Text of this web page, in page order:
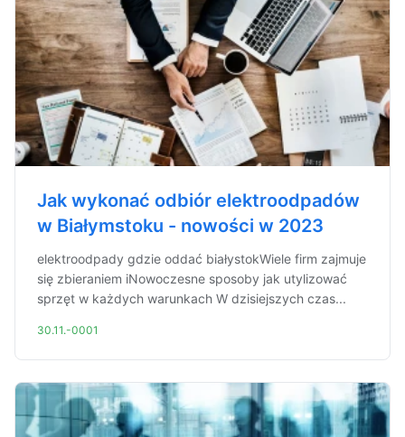
Jak wykonać odbiór elektroodpadów
w Białymstoku - nowości w 2023
elektroodpady gdzie oddać białystokWiele firm zajmuje
się zbieraniem iNowoczesne sposoby jak utylizować
sprzęt w każdych warunkach W dzisiejszych czas...
30.11.-0001